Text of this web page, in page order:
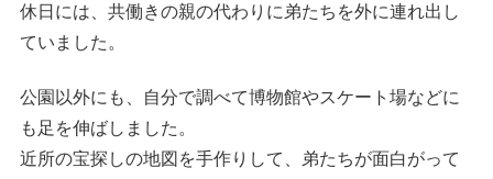
休日には、共働きの親の代わりに弟たちを外に連れ出し
ていました。
公園以外にも、自分で調べて博物館やスケート場などに
も足を伸ばしました。
近所の宝探しの地図を手作りして、弟たちが面白がって